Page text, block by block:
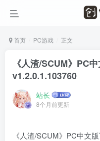
首页 PC游戏 正文
《人渣/SCUM》PC
v1.2.0.1.103760
站长
8个月前更新
《人渣/SCUM》PC中文